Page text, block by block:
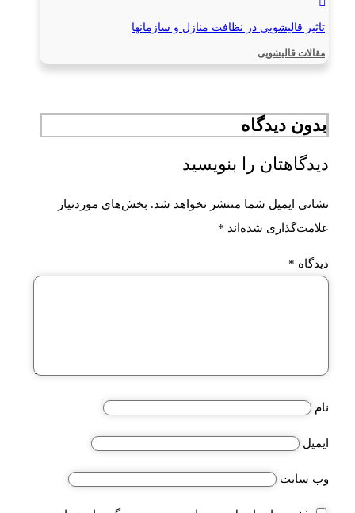
تاثیر قالیشویی در نظافت منازل و سازمانها
مقالات قالیشویی
بدون دیدگاه
دیدگاهتان را بنویسید
نشانی ایمیل شما منتشر نخواهد شد. بخش‌های موردنیاز
علامت‌گذاری شده‌اند *
دیدگاه *
نام
ایمیل
وب‌ سایت